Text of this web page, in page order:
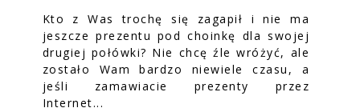
Kto z Was trochę się zagapił i nie ma
jeszcze prezentu pod choinkę dla swojej
drugiej połówki? Nie chcę źle wróżyć, ale
zostało Wam bardzo niewiele czasu, a
jeśli zamawiacie prezenty przez
Internet...